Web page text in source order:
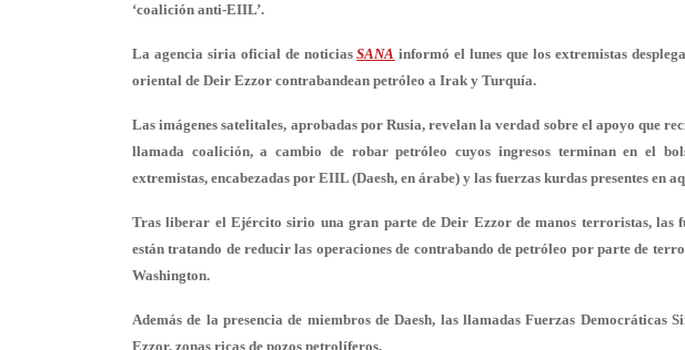
‘coalición anti-EIIL’.
La agencia siria oficial de noticiasSANA informó el lunes que los extremistas
oriental de Deir Ezzor contrabandean petróleo a Irak y Turquía.
Las imágenes satelitales, aprobadas por Rusia, revelan la verdad sobre el apoyo que
llamada coalición, a cambio de robar petróleo cuyos ingresos terminan en el
extremistas, encabezadas por EIIL (Daesh, en árabe) y las fuerzas kurdas presentes en
Tras liberar el Ejército sirio una gran parte de Deir Ezzor de manos terroristas, las
están tratando de reducir las operaciones de contrabando de petróleo por parte de
Washington.
Además de la presencia de miembros de Daesh, las llamadas Fuerzas Democráticas
Ezzor, zonas ricas de pozos petrolíferos.